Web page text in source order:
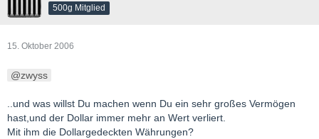
500g Mitglied
15. Oktober 2006
zwyss
..und was willst Du machen wenn Du ein sehr großes Vermögen
hast,und der Dollar immer mehr an Wert verliert.
Mit ihm die Dollargedeckten Währungen?